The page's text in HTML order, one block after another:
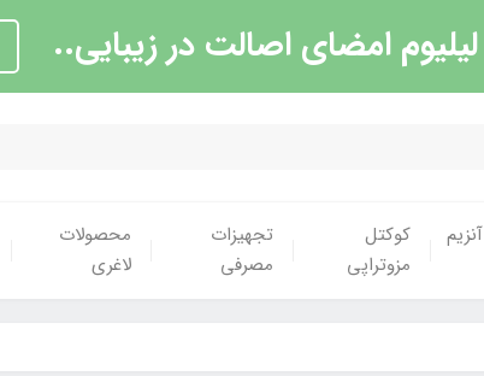
لیلیوم امضای اصالت در زیبایی..
آنزیم
کوکتل
مزوتراپی
تجهیزات
مصرفی
محصولات
لاغری